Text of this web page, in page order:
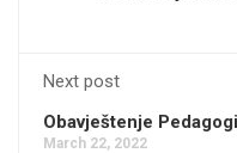
Next post
Obavještenje
March 22, 2022